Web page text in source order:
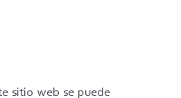
sitio web se puede